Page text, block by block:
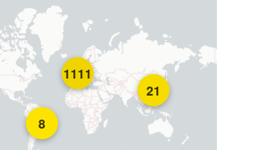
8
21
1111